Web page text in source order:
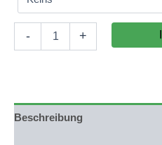
-
121x51x60cm
Lager)
+
Beschreibung